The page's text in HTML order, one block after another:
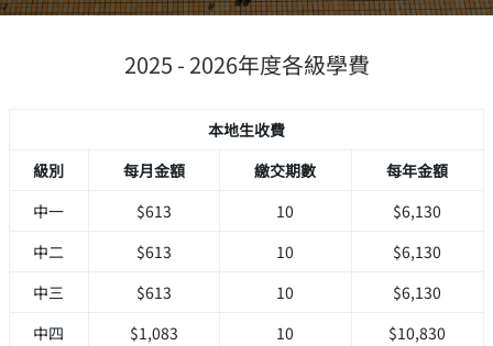
2025 - 2026年度各級學費
本地生收費
級別
每月金額 繳交期數
每年金額
中一
$613 10
$6,130
中二
$613 10
$6,130
中三
$613 10
$6,130
中四
$1,083 10
$10,830